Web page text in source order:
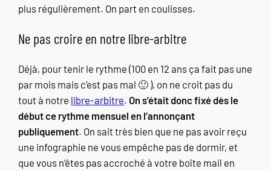
plus régulièrement. On part en coulisses.
Ne pas croire en notre libre-arbitre
Déjà, pour tenir le rythme (100 en 12 ans ça fait pas une
par mois mais c’est pas mal 🙂 ), on ne croit pas du
tout à notre libre-arbitre. On s’était donc fixé dès le
début ce rythme mensuel en l’annonçant
publiquement. On sait très bien que ne pas avoir reçu
une infographie ne vous empêche pas de dormir, et
que vous n’êtes pas accroché à votre boîte mail en